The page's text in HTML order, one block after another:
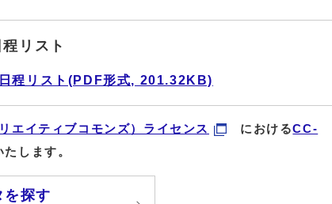
リスト
程リスト(PDF形式, 201.32KB)
エイティブコモンズ）ライセンス におけるCC-
します。
を探す